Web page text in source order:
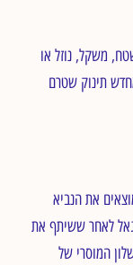
משקל, נוזל או
תינוק שטרם
עמוס ט’:7-15, אנו מוצאים את הנביא
לאחר ששיתף את
המוסרי של